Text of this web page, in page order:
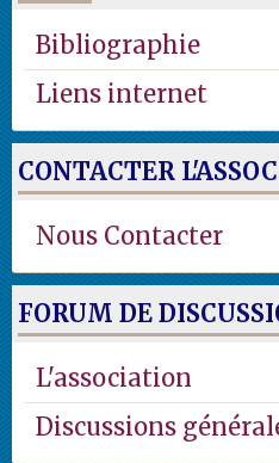
Bibliographie
Liens internet
CONTACTER
Nous Contacter
FORUM DE
L'association
Discussions